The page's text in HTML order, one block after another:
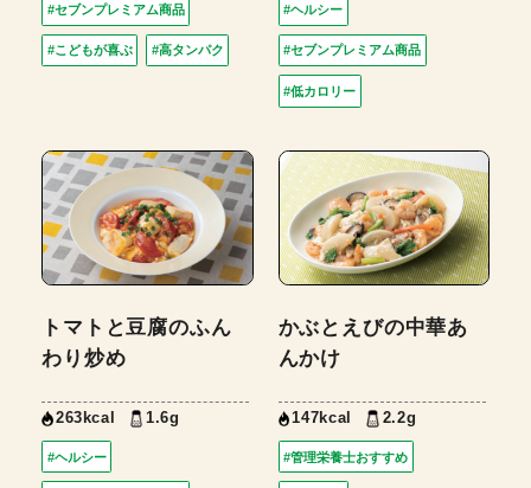
#セブンプレミアム商品
#こどもが喜ぶ #高タンパク
#ヘルシー
#セブンプレミアム商品
#低カロリー
トマトと豆腐のふん
わり炒め
263kcal 1.6g
#ヘルシー
かぶとえびの中華あ
んかけ
147kcal 2.2g
#管理栄養士おすすめ